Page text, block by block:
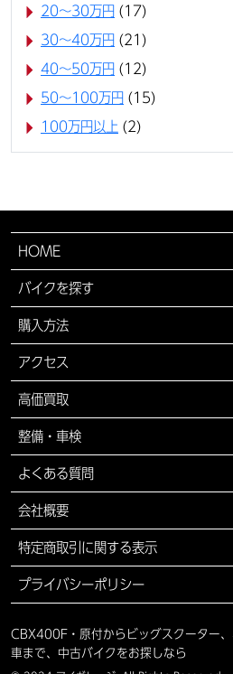
20〜30万円 (17)
30〜40万円 (21)
40〜50万円 (12)
50〜100万円 (15)
100万円以上 (2)
HOME
バイクを探す
購入方法
アクセス
高価買取
整備・車検
よくある質問
会社概要
特定商取引に関する表示
プライバシーポリシー
CBX400F・原付からビッグスクーター
車まで、中古バイクをお探しなら